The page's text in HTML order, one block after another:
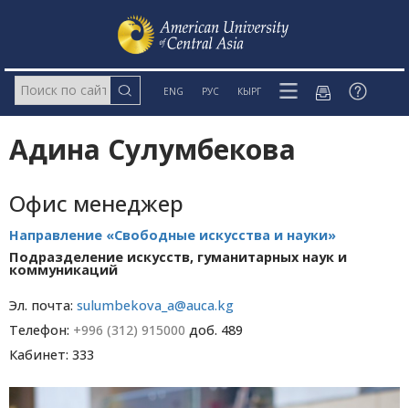
ENG РУС КЫРГ
Адина Сулумбекова
Офис менеджер
Направление «Свободные искусства и науки»
Подразделение искусств, гуманитарных наук и
коммуникаций
Эл. почта: sulumbekova_a@auca.kg
Телефон: +996 (312) 915000 доб. 489
Кабинет: 333